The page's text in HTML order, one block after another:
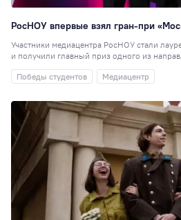
РосНОУ впервые взял гран-при
Участники медиацентра РосНОУ стали
и получили главный приз одного из
Победы студентов
Медиацентр